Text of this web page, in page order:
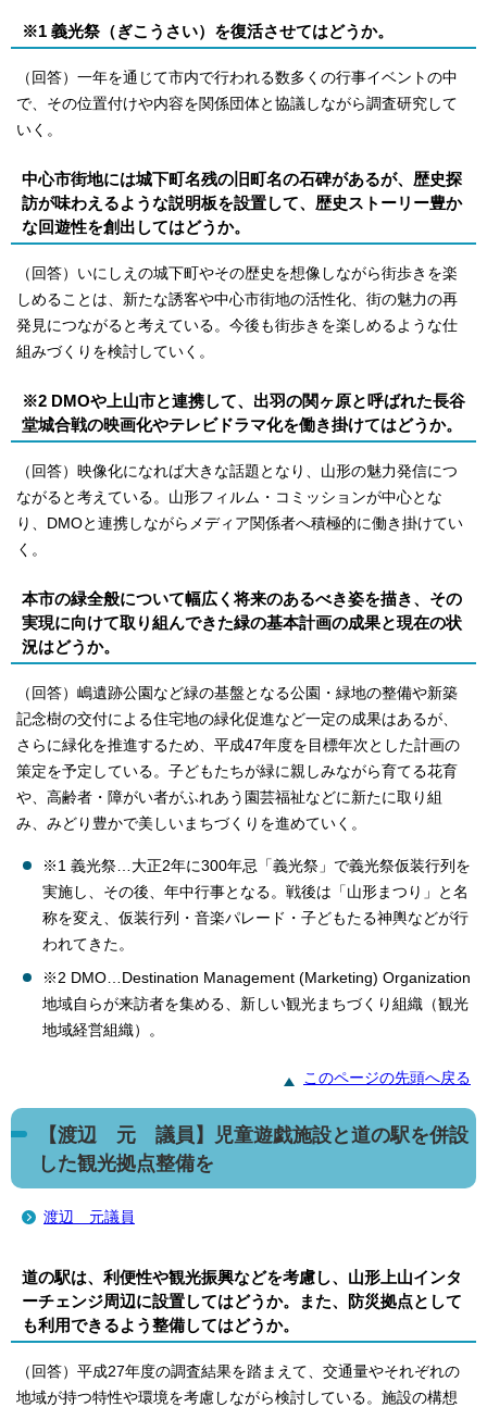
※1 義光祭（ぎこうさい）を復活させてはどうか。
（回答）一年を通じて市内で行われる数多くの行事イベントの中
で、その位置付けや内容を関係団体と協議しながら調査研究して
いく。
中心市街地には城下町名残の旧町名の石碑があるが、歴史探
訪が味わえるような説明板を設置して、歴史ストーリー豊か
な回遊性を創出してはどうか。
（回答）いにしえの城下町やその歴史を想像しながら街歩きを楽
しめることは、新たな誘客や中心市街地の活性化、街の魅力の再
発見につながると考えている。今後も街歩きを楽しめるような仕
組みづくりを検討していく。
※2 DMOや上山市と連携して、出羽の関ヶ原と呼ばれた長谷
堂城合戦の映画化やテレビドラマ化を働き掛けてはどうか。
（回答）映像化になれば大きな話題となり、山形の魅力発信につ
ながると考えている。山形フィルム・コミッションが中心とな
り、DMOと連携しながらメディア関係者へ積極的に働き掛けてい
く。
本市の緑全般について幅広く将来のあるべき姿を描き、その
実現に向けて取り組んできた緑の基本計画の成果と現在の状
況はどうか。
（回答）嶋遺跡公園など緑の基盤となる公園・緑地の整備や新築
記念樹の交付による住宅地の緑化促進など一定の成果はあるが、
さらに緑化を推進するため、平成47年度を目標年次とした計画の
策定を予定している。子どもたちが緑に親しみながら育てる花育
や、高齢者・障がい者がふれあう園芸福祉などに新たに取り組
み、みどり豊かで美しいまちづくりを進めていく。
※1 義光祭…大正2年に300年忌「義光祭」で義光祭仮装行列を
実施し、その後、年中行事となる。戦後は「山形まつり」と名
称を変え、仮装行列・音楽パレード・子どもたる神輿などが行
われてきた。
※2 DMO…Destination Management (Marketing) Organization
地域自らが来訪者を集める、新しい観光まちづくり組織（観光
地域経営組織）。
このページの先頭へ戻る
【渡辺 元 議員】児童遊戯施設と道の駅を併設
した観光拠点整備を
渡辺 元議員
道の駅は、利便性や観光振興などを考慮し、山形上山インタ
ーチェンジ周辺に設置してはどうか。また、防災拠点として
も利用できるよう整備してはどうか。
（回答）平成27年度の調査結果を踏まえて、交通量やそれぞれの
地域が持つ特性や環境を考慮しながら検討している。施設の構想